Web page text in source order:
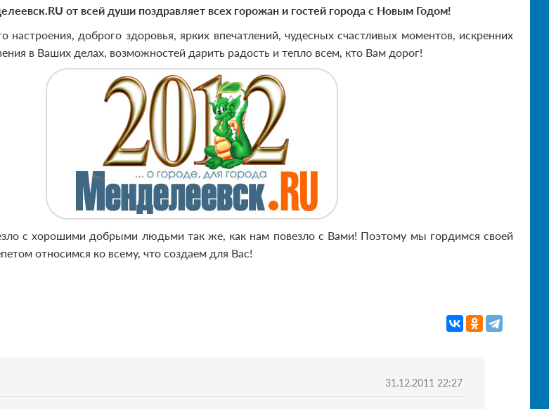
от всей души поздравляет всех горожан и гостей города с Новым Годом!
доброго здоровья, ярких впечатлений, чудесных счастливых моментов, искренних
в Ваших делах, возможностей дарить радость и тепло всем, кто Вам дорог!
с хорошими добрыми людьми так же, как нам повезло с Вами! Поэтому мы гордимся своей
относимся ко всему, что создаем для Вас!
31.12.2011 22:27